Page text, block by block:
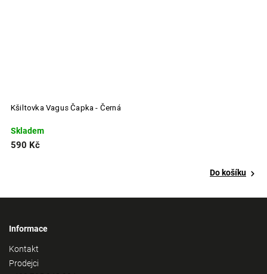
Kšiltovka Vagus Čapka - Černá
Skladem
590 Kč
Do košíku
Informace
Kontakt
Prodejci